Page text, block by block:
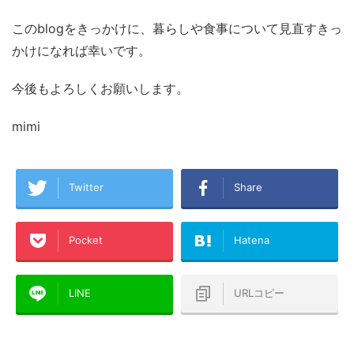
このblogをきっかけに、暮らしや食事について見直すきっ
かけになれば幸いです。
今後もよろしくお願いします。
mimi
Twitter Share
Pocket Hatena
LINE URLコピー